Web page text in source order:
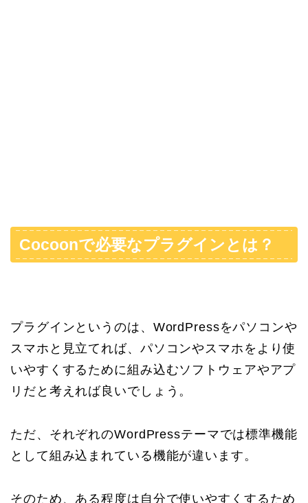
Cocoonで必要なプラグインとは？
プラグインというのは、WordPressをパソコンや
スマホと見立てれば、パソコンやスマホをより使
いやすくするために組み込むソフトウェアやアプ
リだと考えれば良いでしょう。
ただ、それぞれのWordPressテーマでは標準機能
として組み込まれている機能が違います。
そのため、ある程度は自分で使いやすくするため